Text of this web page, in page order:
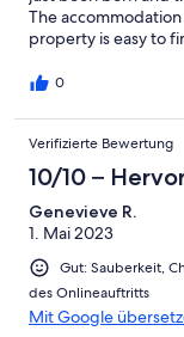
The
property is easy to
They are terrific
0
Verifizierte Bewertung
10/10 –
Genevieve R.
1. Mai 2023
Gut: Sauberkeit,
des Onlineauftritts
Mit Google